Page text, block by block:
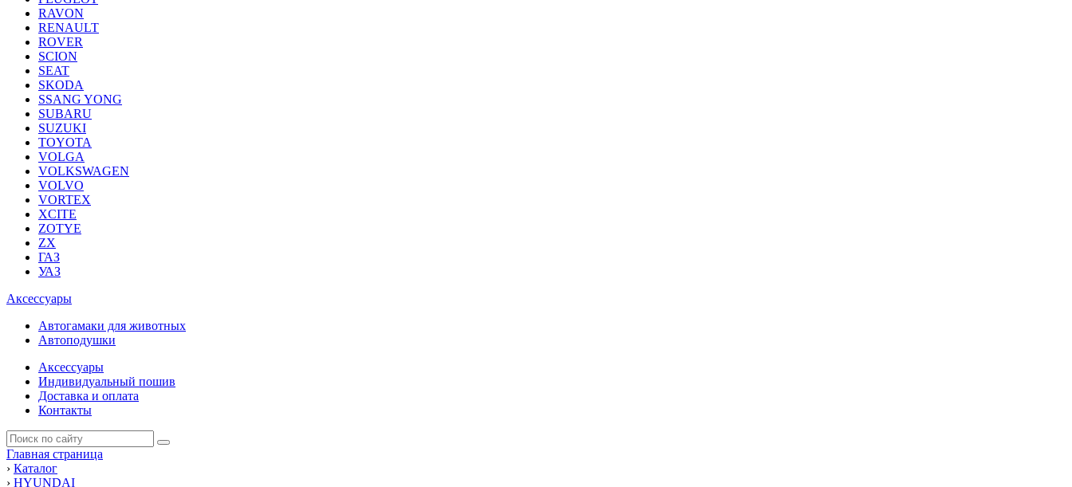
RAVON
RENAULT
ROVER
SCION
SEAT
SKODA
SSANG YONG
SUBARU
SUZUKI
TOYOTA
VOLGA
VOLKSWAGEN
VOLVO
VORTEX
XCITE
ZOTYE
ZX
ГАЗ
УАЗ
Аксессуары
Автогамаки для животных
Автоподушки
Аксессуары
Индивидуальный пошив
Доставка и оплата
Контакты
Главная страница
› Каталог
› HYUNDAI